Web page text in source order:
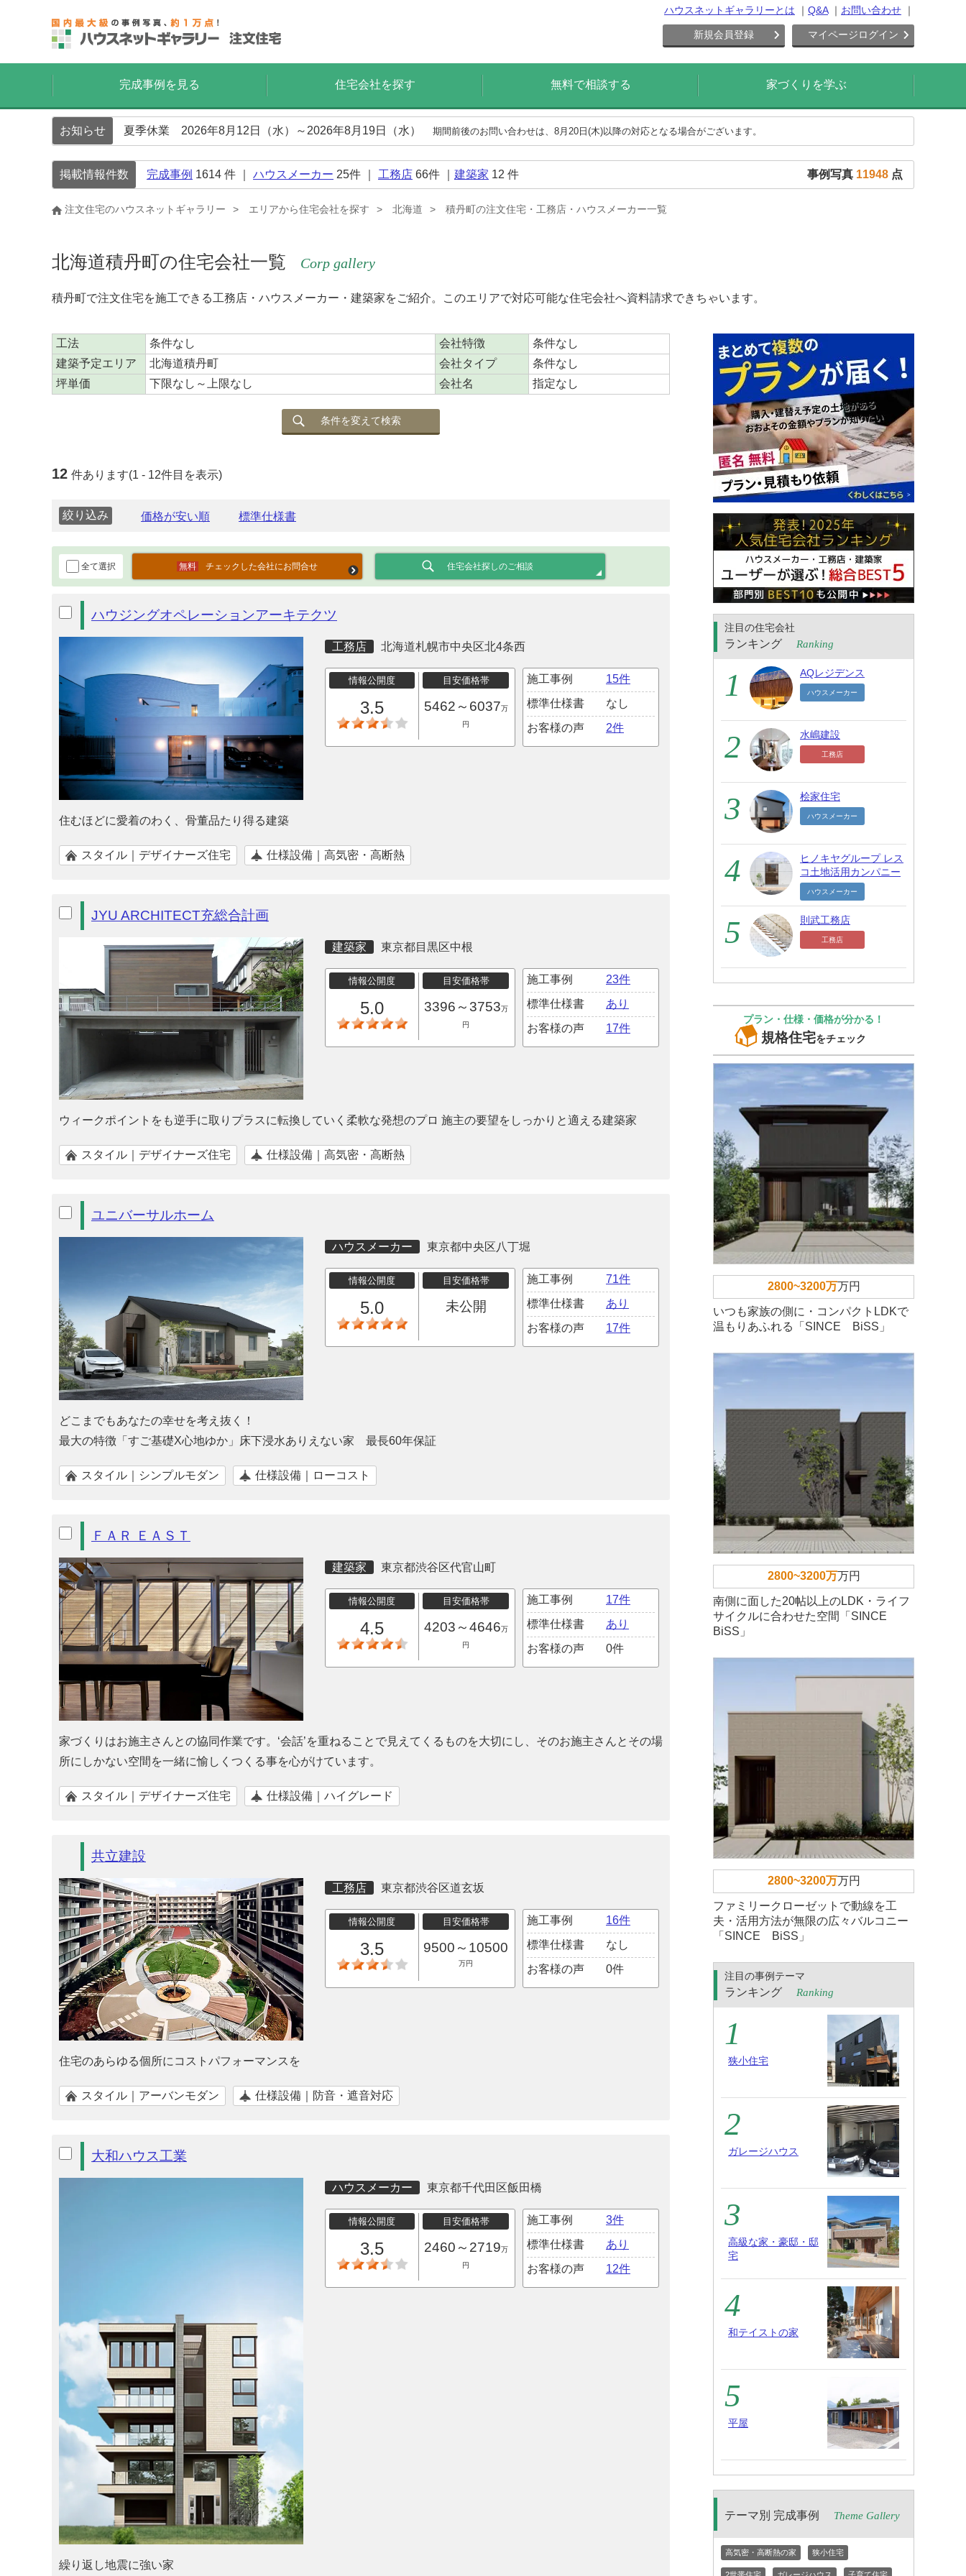
ハウスネットギャラリーとは Q&A お問い合わせ
新規会員登録 マイページログイン
完成事例を見る 住宅会社を探す 無料で相談する 家づくりを学ぶ
お知らせ 夏季休業 2026年8月12日（水）～2026年8月19日（水） 期間前後のお問い合わせは、8月20日(木)以降の対応となる場合がございます。
掲載情報件数 完成事例 1614 件 ｜ ハウスメーカー 25件 ｜ 工務店 66件 ｜ 建築家 12 件 事例写真 11948 点
注文住宅のハウスネットギャラリー エリアから住宅会社を探す 北海道 積丹町の注文住宅・工務店・ハウスメーカー一覧
北海道積丹町の住宅会社一覧 Corp gallery
積丹町で注文住宅を施工できる工務店・ハウスメーカー・建築家をご紹介。このエリアで対応可能な住宅会社へ資料請求できちゃいます。
工法 条件なし 会社特徴
条件なし
建築予定エリア
北海道積丹町 会社タイプ
条件なし
坪単価
下限なし～上限なし 会社名 指定なし
条件を変えて検索
12 件あります(1 - 12件目を表示)
絞り込み
全て選択 チェックした会社にお問合せ 住宅会社探しのご相談
ハウジングオペレーションアーキテクツ
工務店 北海道札幌市中央区北4条西
情報公開度
3.5
目安価格帯
5462～6037万
円
施工事例
15件
標準仕様書
なし
お客様の声
2件
住むほどに愛着のわく、骨董品たり得る建築
スタイル｜デザイナーズ住宅 仕様設備｜高気密・高断熱
JYU ARCHITECT充総合計画
建築家 東京都目黒区中根
情報公開度
5.0
目安価格帯
3396～3753万
円
施工事例
23件
標準仕様書
あり
お客様の声
17件
ウィークポイントをも逆手に取りプラスに転換していく柔軟な発想のプロ 施主の要望をしっかりと適える建築家
スタイル｜デザイナーズ住宅 仕様設備｜高気密・高断熱
ユニバーサルホーム
ハウスメーカー 東京都中央区八丁堀
情報公開度
5.0
目安価格帯
未公開
施工事例
71件
標準仕様書
あり
お客様の声
17件
どこまでもあなたの幸せを考え抜く！
最大の特徴「すご基礎X心地ゆか」床下浸水ありえない家 最長60年保証
スタイル｜シンプルモダン 仕様設備｜ローコスト
ＦＡＲ ＥＡＳＴ
建築家 東京都渋谷区代官山町
情報公開度
4.5
目安価格帯
4203～4646万
円
施工事例
17件
標準仕様書
あり
お客様の声
0件
家づくりはお施主さんとの協同作業です。‘会話’を重ねることで見えてくるものを大切にし、そのお施主さんとその場
所にしかない空間を一緒に愉しくつくる事を心がけています。
スタイル｜デザイナーズ住宅 仕様設備｜ハイグレード
共立建設
工務店 東京都渋谷区道玄坂
情報公開度
3.5
目安価格帯
9500～10500
万円
施工事例
16件
標準仕様書
なし
お客様の声
0件
住宅のあらゆる個所にコストパフォーマンスを
スタイル｜アーバンモダン 仕様設備｜防音・遮音対応
大和ハウス工業
ハウスメーカー 東京都千代田区飯田橋
情報公開度
3.5
目安価格帯
2460～2719万
円
施工事例
3件
標準仕様書
あり
お客様の声
12件
繰り返し地震に強い家
注目の住宅会社
ランキング Ranking
AQレジデンス
ハウスメーカー
水嶋建設
工務店
桧家住宅
ハウスメーカー
ヒノキヤグループ レス
コ土地活用カンパニー
ハウスメーカー
則武工務店
工務店
プラン・仕様・価格が分かる！
規格住宅をチェック
2800~3200万万円
いつも家族の側に・コンパクトLDKで
温もりあふれる「SINCE BiSS」
2800~3200万万円
南側に面した20帖以上のLDK・ライフ
サイクルに合わせた空間「SINCE
BiSS」
2800~3200万万円
ファミリークローゼットで動線を工
夫・活用方法が無限の広々バルコニー
「SINCE BiSS」
注目の事例テーマ
ランキング Ranking
狭小住宅
ガレージハウス
高級な家・豪邸・邸
宅
和テイストの家
平屋
テーマ別 完成事例 Theme Gallery
高気密・高断熱の家 狭小住宅